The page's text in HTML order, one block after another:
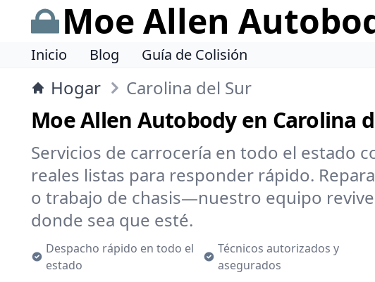
Moe Allen
Inicio Blog Guía de Colisión
Hogar Carolina del Sur
Moe Allen Autobody en Carolina
Servicios de carrocería en todo el estado
reales listas para responder rápido.
o trabajo de chasis—nuestro equipo
donde sea que esté.
Despacho rápido en todo el
estado
Técnicos autorizados y
asegurados